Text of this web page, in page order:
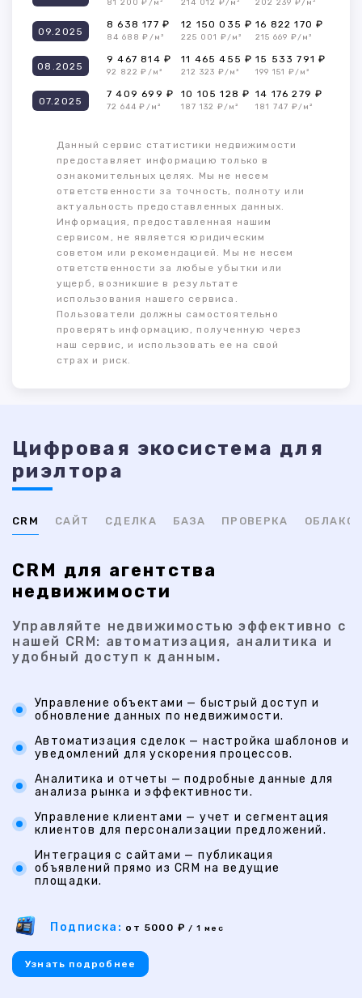
81 200 ₽/м² 214 012 ₽/м² 202 239 ₽/м²
09.2025
8 638 177 ₽
84 688 ₽/м²
12 150 035 ₽
225 001 ₽/м²
16 822 170 ₽
215 669 ₽/м²
08.2025
9 467 814 ₽
92 822 ₽/м²
11 465 455 ₽
212 323 ₽/м²
15 533 791 ₽
199 151 ₽/м²
07.2025
7 409 699 ₽
72 644 ₽/м²
10 105 128 ₽
187 132 ₽/м²
14 176 279 ₽
181 747 ₽/м²
Данный сервис статистики недвижимости
предоставляет информацию только в
ознакомительных целях. Мы не несем
ответственности за точность, полноту или
актуальность предоставленных данных.
Информация, предоставленная нашим
сервисом, не является юридическим
советом или рекомендацией. Мы не несем
ответственности за любые убытки или
ущерб, возникшие в результате
использования нашего сервиса.
Пользователи должны самостоятельно
проверять информацию, полученную через
наш сервис, и использовать ее на свой
страх и риск.
Цифровая экосистема для
риэлтора
CRM САЙТ СДЕЛКА БАЗА ПРОВЕРКА ОБЛАКО
CRM для агентства
недвижимости
Управляйте недвижимостью эффективно с
нашей CRM: автоматизация, аналитика и
удобный доступ к данным.
Управление объектами — быстрый доступ и
обновление данных по недвижимости.
Автоматизация сделок — настройка шаблонов и
уведомлений для ускорения процессов.
Аналитика и отчеты — подробные данные для
анализа рынка и эффективности.
Управление клиентами — учет и сегментация
клиентов для персонализации предложений.
Интеграция с сайтами — публикация
объявлений прямо из CRM на ведущие
площадки.
Подписка: от 5000 ₽ / 1 мес
Узнать подробнее